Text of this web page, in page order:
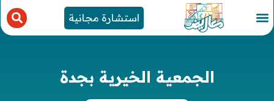
استشارة مجانية
الجمعية الخيرية بجدة